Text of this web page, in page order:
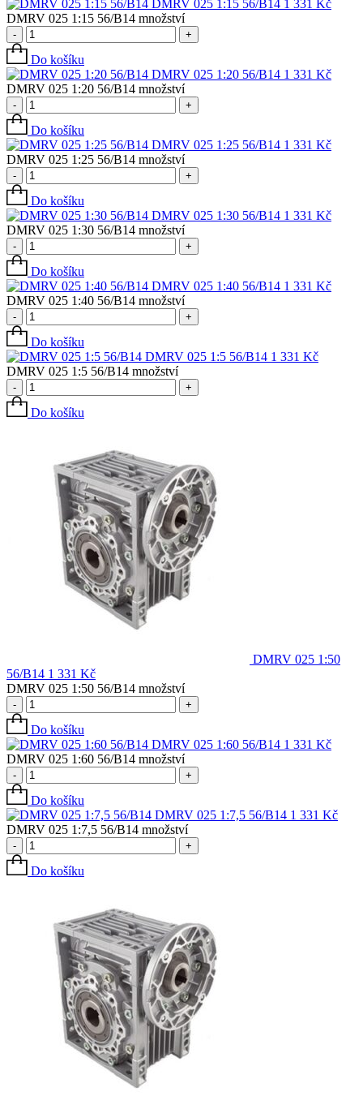
DMRV 025 1:15 56/B14 1 331
Kč
DMRV 025 1:15 56/B14 množství
- +
Do košíku
DMRV 025 1:20 56/B14 1 331 Kč
DMRV 025 1:20 56/B14 množství
- +
Do košíku
DMRV 025 1:25 56/B14 1 331 Kč
DMRV 025 1:25 56/B14 množství
- +
Do košíku
DMRV 025 1:30 56/B14 1 331 Kč
DMRV 025 1:30 56/B14 množství
- +
Do košíku
DMRV 025 1:40 56/B14 1 331 Kč
DMRV 025 1:40 56/B14 množství
- +
Do košíku
DMRV 025 1:5 56/B14 1 331 Kč
DMRV 025 1:5 56/B14 množství
- +
Do košíku
DMRV 025 1:50
56/B14 1 331 Kč
DMRV 025 1:50 56/B14 množství
- +
Do košíku
DMRV 025 1:60 56/B14 1 331 Kč
DMRV 025 1:60 56/B14 množství
- +
Do košíku
DMRV 025 1:7,5 56/B14 1 331 Kč
DMRV 025 1:7,5 56/B14 množství
- +
Do košíku